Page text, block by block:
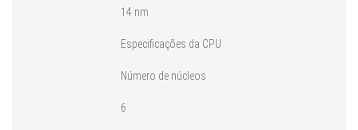
14 nm
Especificações da CPU
Número de núcleos
6